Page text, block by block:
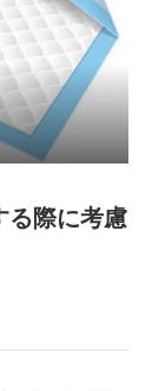
る際に考慮